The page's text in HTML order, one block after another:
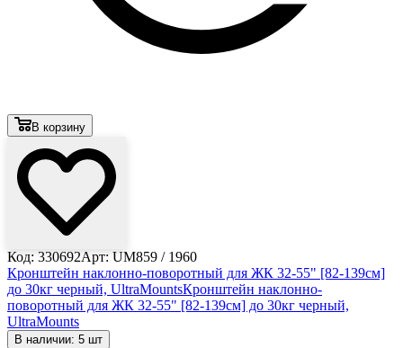
В корзину
Код: 330692Арт: UM859 / 1960
Кронштейн наклонно-поворотный для ЖК 32-55" [82-139см]
до 30кг черный, UltraMountsКронштейн наклонно-
поворотный для ЖК 32-55" [82-139см] до 30кг черный,
UltraMounts
В наличии: 5 шт